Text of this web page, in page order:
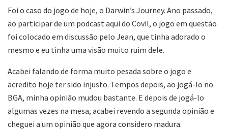
Foi o caso do jogo de hoje, o Darwin’s Journey. Ano passado,
ao participar de um podcast aqui do Covil, o jogo em questão
foi colocado em discussão pelo Jean, que tinha adorado o
mesmo e eu tinha uma visão muito ruim dele.
Acabei falando de forma muito pesada sobre o jogo e
acredito hoje ter sido injusto. Tempos depois, ao jogá-lo no
BGA, minha opinião mudou bastante. E depois de jogá-lo
algumas vezes na mesa, acabei revendo a segunda opinião e
cheguei a um opinião que agora considero madura.